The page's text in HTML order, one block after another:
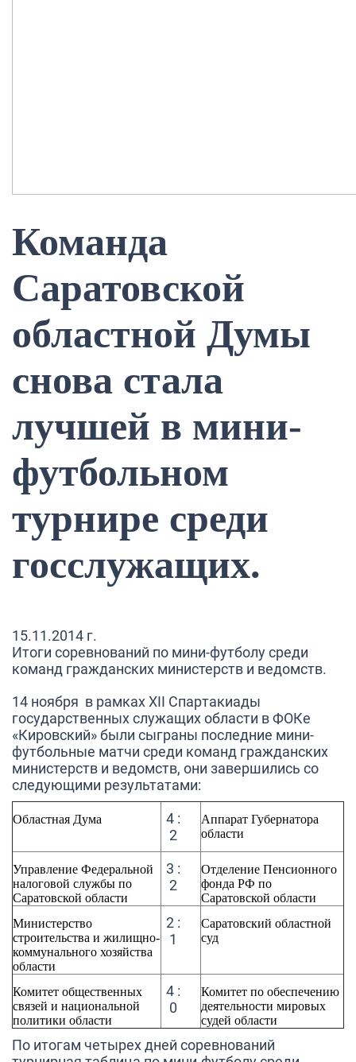
Команда
Саратовской
областной Думы
снова стала
лучшей в мини-
футбольном
турнире среди
госслужащих.
15.11.2014 г.
Итоги соревнований по мини-футболу среди
команд гражданских министерств и ведомств.
14 ноября в рамках XII Спартакиады
государственных служащих области в ФОКе
«Кировский» были сыграны последние мини-
футбольные матчи среди команд гражданских
министерств и ведомств, они завершились со
следующими результатами:
Областная Дума
4 :
2
Аппарат Губернатора
области
Управление Федеральной
налоговой службы по
Саратовской области
3 :
2
Отделение Пенсионного
фонда РФ по
Саратовской области
Министерство
строительства и жилищно-
коммунального хозяйства
области
2 :
1
Саратовский областной
суд
Комитет общественных
связей и национальной
политики области
4 :
0
Комитет по обеспечению
деятельности мировых
судей области
По итогам четырех дней соревнований